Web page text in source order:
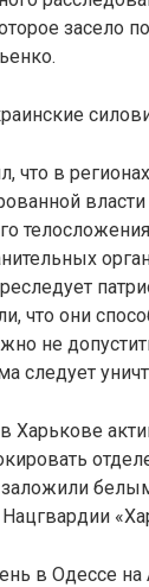
засело
что в
что они
не
следует
Харькове
Нацгвардии
в Одессе